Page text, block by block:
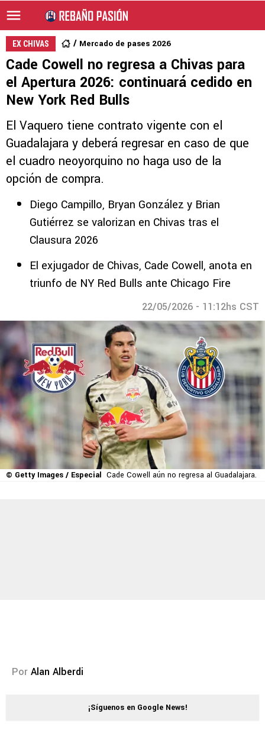
EX CHIVAS Mercado de pases 2026
Cade Cowell no regresa a Chivas para
el Apertura 2026: continuará cedido en
New York Red Bulls
El Vaquero tiene contrato vigente con el
Guadalajara y deberá regresar en caso de que
el cuadro neoyorquino no haga uso de la
opción de compra.
Diego Campillo, Bryan González y Brian
Gutiérrez se valorizan en Chivas tras el
Clausura 2026
El exjugador de Chivas, Cade Cowell, anota en
triunfo de NY Red Bulls ante Chicago Fire
22/05/2026 - 11:12hs CST
© Getty Images / Especial Cade Cowell aún no regresa al Guadalajara.
Por Alan Alberdi
¡Síguenos en Google News!